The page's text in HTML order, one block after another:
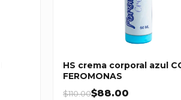
HS crema corporal azul
FEROMONAS
$110.00$88.00